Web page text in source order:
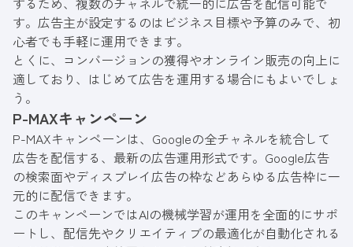
す。広告主が設定するのはビジネス目標や予算のみで、初
心者でも手軽に運用できます。
とくに、コンバージョンの獲得やオンライン販売の向上に
適しており、はじめて広告を運用する場合にもよいでしょ
う。
P-MAXキャンペーン
P-MAXキャンペーンは、Googleの全チャネルを統合して
広告を配信する、最新の広告運用形式です。Google広告
の検索面やディスプレイ広告の枠などあらゆる広告枠に一
元的に配信できます。
このキャンペーンではAIの機械学習が運用を全面的にサポ
ートし、配信先やクリエイティブの最適化が自動化される